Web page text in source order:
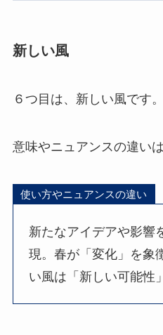
新しい風
６つ目は、新しい風です。
意味やニュアンスの違い
使い方やニュアンスの違い
新たなアイデアや影響
現。春が「変化」を象
い風は「新しい可能性